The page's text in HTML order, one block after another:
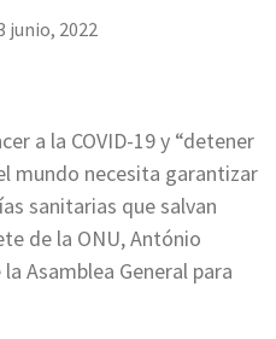
junio, 2022
a la COVID-19 y “detener
mundo necesita garantizar
sanitarias que salvan
de la ONU, António
Asamblea General para